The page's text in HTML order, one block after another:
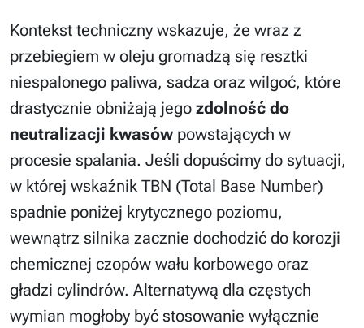
Kontekst techniczny wskazuje, że wraz z
przebiegiem w oleju gromadzą się resztki
niespalonego paliwa, sadza oraz wilgoć, które
drastycznie obniżają jego zdolność do
neutralizacji kwasów powstających w
procesie spalania. Jeśli dopuścimy do sytuacji,
w której wskaźnik TBN (Total Base Number)
spadnie poniżej krytycznego poziomu,
wewnątrz silnika zacznie dochodzić do korozji
chemicznej czopów wału korbowego oraz
gładzi cylindrów. Alternatywą dla częstych
wymian mogłoby być stosowanie wyłącznie